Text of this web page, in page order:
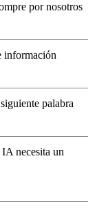
por nosotros
información
palabra
necesita un